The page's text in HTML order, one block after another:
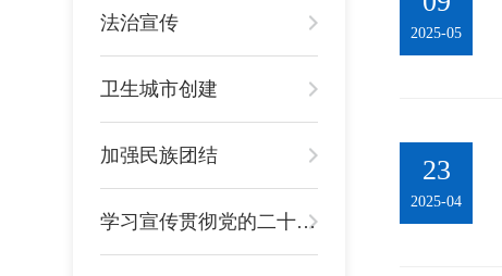
法治宣传
卫生城市创建
加强民族团结
学习宣传贯彻党的二十大精神
2025-05
23
2025-04